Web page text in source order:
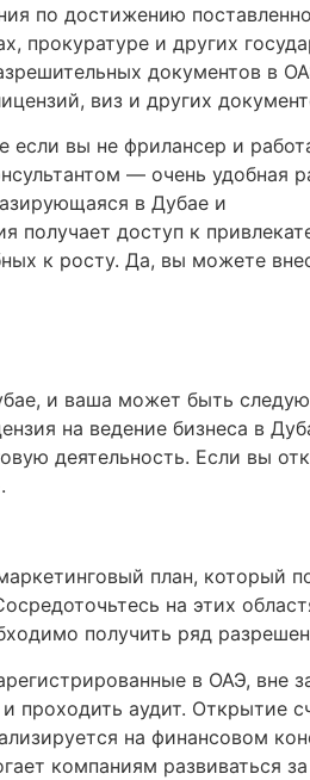
по достижению
прокуратуре и других
документов в
виз и других
вы не фрилансер и
— очень удобная
в Дубае и
получает доступ к
к росту. Да, вы можете
и ваша может быть
на ведение бизнеса в
деятельность. Если вы
план, который
на этих
получить ряд
в ОАЭ, вне
проходить аудит. Открытие
на финансовом
компаниям развиваться